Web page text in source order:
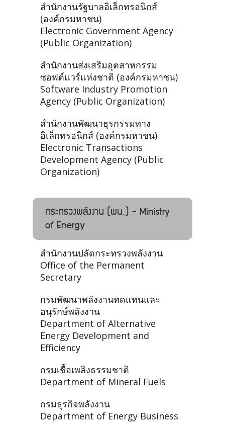
สำนักงานรัฐบาลอิเล็กทรอนิกส์
(องค์กรมหาชน)
Electronic Government Agency
(Public Organization)
สำนักงานส่งเสริมอุตสาหกรรม
ซอฟต์แวร์แห่งชาติ (องค์กรมหาชน)
Software Industry Promotion
Agency (Public Organization)
สำนักงานพัฒนาธุรกรรมทาง
อิเล็กทรอนิกส์ (องค์กรมหาชน)
Electronic Transactions
Development Agency (Public
Organization)
กระทรวงพลังงาน (พน.) - Ministry
of Energy
สำนักงานปลัดกระทรวงพลังงาน
Office of the Permanent
Secretary
กรมพัฒนาพลังงานทดแทนและ
อนุรักษ์พลังงาน
Department of Alternative
Energy Development and
Efficiency
กรมเชื้อเพลิงธรรมชาติ
Department of Mineral Fuels
กรมธุรกิจพลังงาน
Department of Energy Business